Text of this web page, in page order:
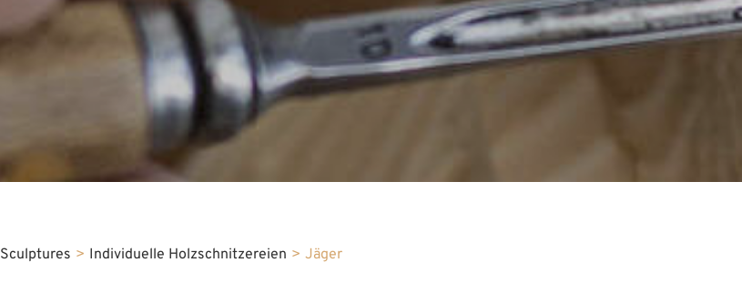
Sculptures > Individuelle Holzschnitzereien > Jäger